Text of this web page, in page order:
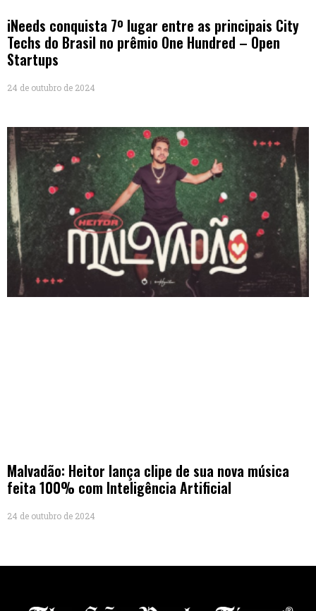
iNeeds conquista 7º lugar entre as principais City
Techs do Brasil no prêmio One Hundred – Open
Startups
24 de outubro de 2024
Malvadão: Heitor lança clipe de sua nova música
feita 100% com Inteligência Artificial
24 de outubro de 2024